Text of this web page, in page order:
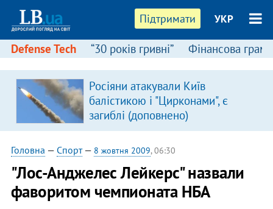
Підтримати УКР
Defense Tech “30 років гривні” Фінансова
Росіяни атакували Київ
балістикою і "Цирконами", є
загиблі (доповнено)
Головна — Спорт— 8 жовтня 2009, 06:30
"Лос-Анджелес Лейкерс" назвали
фаворитом чемпионата НБА